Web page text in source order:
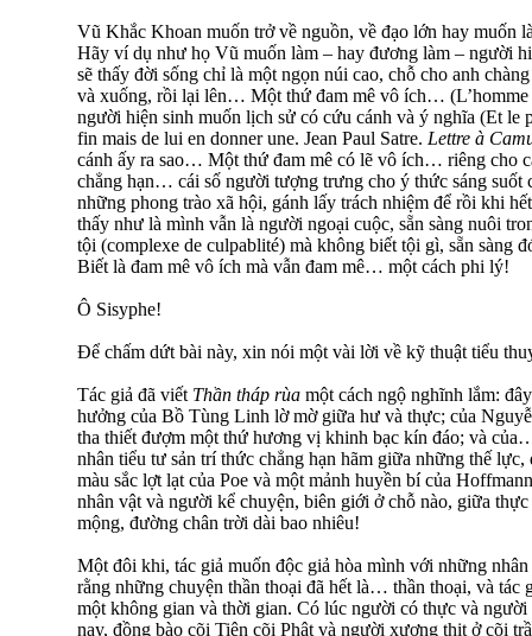
Vũ Khắc Khoan muốn trở về nguồn, về đạo lớn hay muốn
Hãy ví dụ như họ Vũ muốn làm – hay đương làm – người
sẽ thấy đời sống chỉ là một ngọn núi cao, chỗ cho anh
và xuống, rồi lại lên… Một thứ đam mê vô ích… (L’homme
người hiện sinh muốn lịch sử có cứu cánh và ý nghĩa (Et le
fin mais de lui en donner une. Jean Paul Satre. Lettre à
cánh ấy ra sao… Một thứ đam mê có lẽ vô ích… riêng cho
chẳng hạn… cái số người tượng trưng cho ý thức sáng suốt
những phong trào xã hội, gánh lấy trách nhiệm để rồi khi
thấy như là mình vẫn là người ngoại cuộc, sẵn sàng nuôi
tội (complexe de culpablité) mà không biết tội gì, sẵn sàng
Biết là đam mê vô ích mà vẫn đam mê… một cách phi lý!
Ô Sisyphe!
Để chấm dứt bài này, xin nói một vài lời về kỹ thuật tiểu
Tác giả đã viết Thần tháp rùa một cách ngộ nghĩnh lắm:
hưởng của Bồ Tùng Linh lờ mờ giữa hư và thực; của
tha thiết đượm một thứ hương vị khinh bạc kín đáo; và
nhân tiểu tư sản trí thức chẳng hạn hãm giữa những thế
màu sắc lợt lạt của Poe và một mảnh huyền bí của
nhân vật và người kể chuyện, biên giới ở chỗ nào, giữa
mộng, đường chân trời dài bao nhiêu!
Một đôi khi, tác giả muốn độc giả hòa mình với những
rằng những chuyện thần thoại đã hết là… thần thoại, và tác
một không gian và thời gian. Có lúc người có thực và
nay, đồng bào cõi Tiên cõi Phật và người xương thịt ở cõi